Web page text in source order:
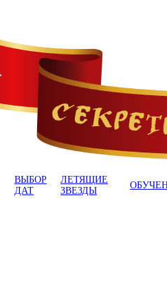
ВЫБОР
ДАТ
ЛЕТЯЩИЕ
ЗВЕЗДЫ